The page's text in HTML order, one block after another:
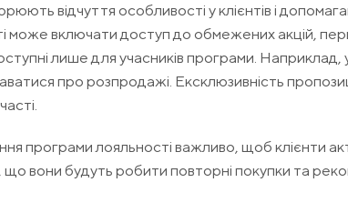
відчуття особливості у клієнтів і
може включати доступ до обмежених акцій,
лише для учасників програми.
про розпродажі. Ексклюзивність
програми лояльності важливо, щоб клієнти
що вони будуть робити повторні покупки та